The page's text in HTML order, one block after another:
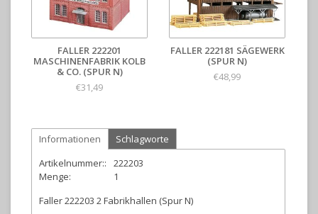
FALLER 222201
MASCHINENFABRIK KOLB
& CO. (SPUR N)
€31,49
FALLER 222181 SÄGEWERK
(SPUR N)
€48,99
Informationen
Schlagworte
Artikelnummer::
222203
Menge:
1
Faller 222203 2 Fabrikhallen (Spur N)